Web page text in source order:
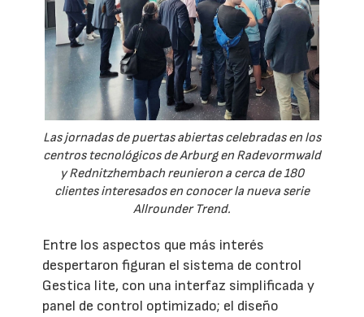
Las jornadas de puertas abiertas celebradas en los
centros tecnológicos de Arburg en Radevormwald
y Rednitzhembach reunieron a cerca de 180
clientes interesados en conocer la nueva serie
Allrounder Trend.
Entre los aspectos que más interés
despertaron figuran el sistema de control
Gestica lite, con una interfaz simplificada y
panel de control optimizado; el diseño